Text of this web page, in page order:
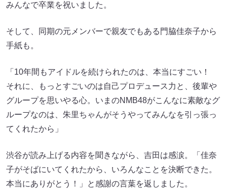
みんなで卒業を祝いました。
そして、同期の元メンバーで親友でもある門脇佳奈子から
手紙も。
「10年間もアイドルを続けられたのは、本当にすごい！
それに、もっとすごいのは自己プロデュース力と、後輩や
グループを思いやる心。いまのNMB48がこんなに素敵なグ
ループなのは、朱里ちゃんがそうやってみんなを引っ張っ
てくれたから」
渋谷が読み上げる内容を聞きながら、吉田は感涙。「佳奈
子がそばにいてくれたから、いろんなことを決断できた。
本当にありがとう！」と感謝の言葉を返しました。